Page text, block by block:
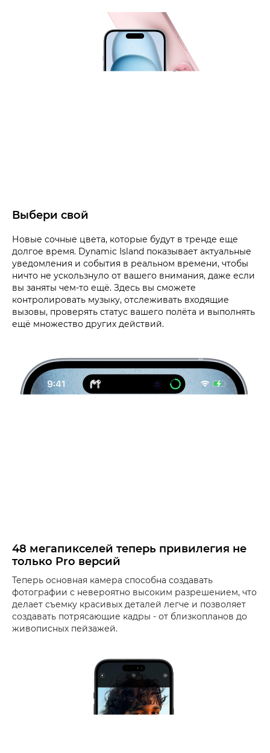
Выбери свой
Новые сочные цвета, которые будут в тренде еще
долгое время. Dynamic Island показывает актуальные
уведомления и события в реальном времени, чтобы
ничто не ускользнуло от вашего внимания, даже если
вы заняты чем-то ещё. Здесь вы сможете
контролировать музыку, отслеживать входящие
вызовы, проверять статус вашего полёта и выполнять
ещё множество других действий.
48 мегапикселей теперь привилегия не
только Pro версий
Теперь основная камера способна создавать
фотографии с невероятно высоким разрешением, что
делает съемку красивых деталей легче и позволяет
создавать потрясающие кадры - от близкопланов до
живописных пейзажей.